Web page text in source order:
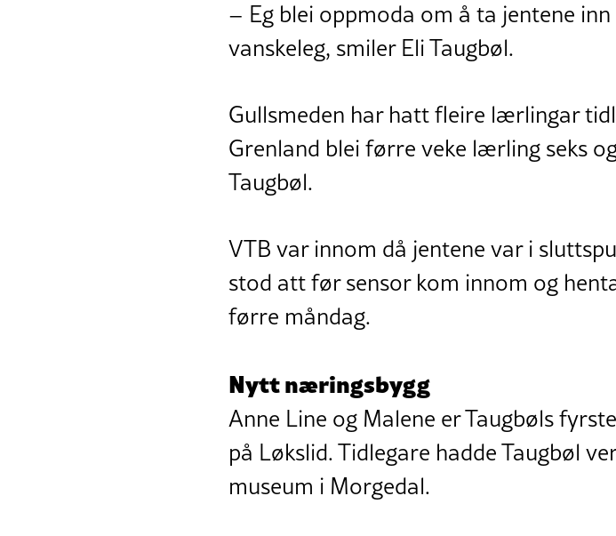
– Eg blei oppmoda om å ta jentene
vanskeleg, smiler Eli Taugbøl.
Gullsmeden har hatt fleire lærlingar
Grenland blei førre veke lærling seks
Taugbøl.
VTB var innom då jentene var i
stod att før sensor kom innom og
førre måndag.
Nytt næringsbygg
Anne Line og Malene er Taugbøls
på Løkslid. Tidlegare hadde Taugbøl
museum i Morgedal.